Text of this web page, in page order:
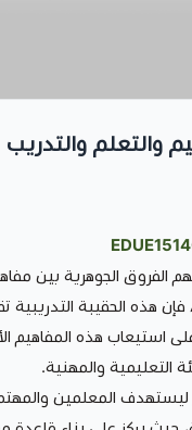
والتعلم والتدريب
الفروق الجوهرية بين
، فإن هذه الحقيبة
استيعاب هذه المفاهيم
التعليمية والمهنية.
ليستهدف المعلمين